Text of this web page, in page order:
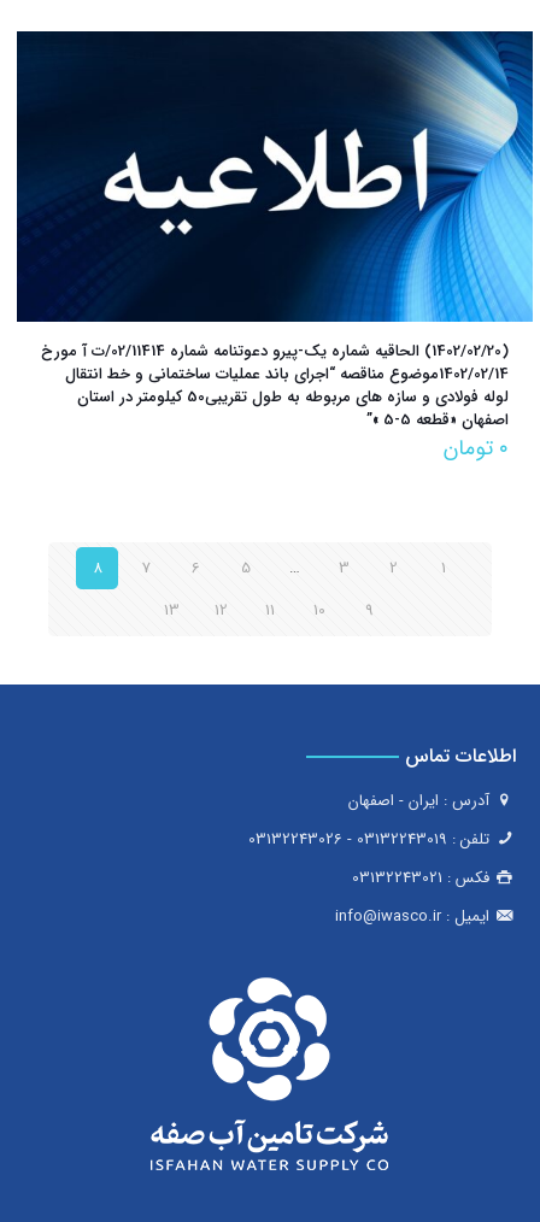
(1402/02/20) الحاقیه شماره یک-پیرو دعوتنامه شماره 02/11414/ت آ مورخ
1402/02/14موضوع مناقصه “اجرای باند عملیات ساختمانی و خط انتقال
لوله فولادی و سازه های مربوطه به طول تقریبی50 کیلومتر در استان
اصفهان «قطعه 5-5 »”
۰ تومان
1
2
3
…
5
6
7
8
9
10
11
12
13
اطلاعات تماس
آدرس : ایران - اصفهان
تلفن : 03132243019
-
03132243026
فکس : 03132243021
ایمیل :info@iwasco.ir